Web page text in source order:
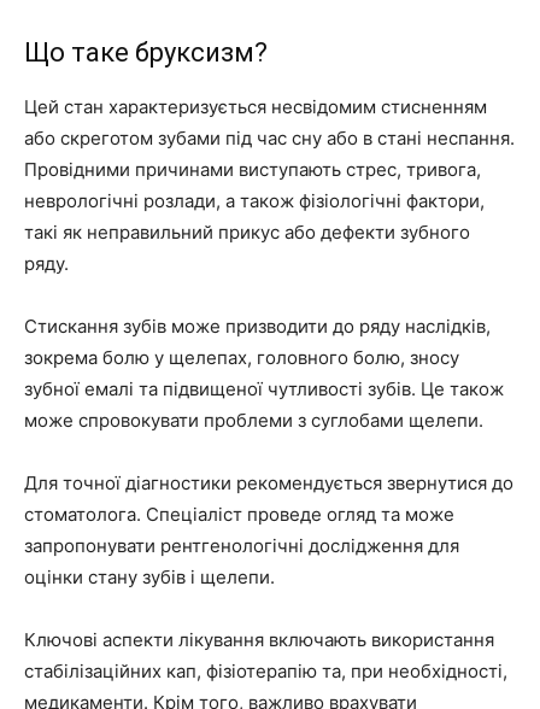
Що таке бруксизм?
Цей стан характеризується несвідомим стисненням
або скреготом зубами під час сну або в стані неспання.
Провідними причинами виступають стрес, тривога,
неврологічні розлади, а також фізіологічні фактори,
такі як неправильний прикус або дефекти зубного
ряду.
Стискання зубів може призводити до ряду наслідків,
зокрема болю у щелепах, головного болю, зносу
зубної емалі та підвищеної чутливості зубів. Це також
може спровокувати проблеми з суглобами щелепи.
Для точної діагностики рекомендується звернутися до
стоматолога. Спеціаліст проведе огляд та може
запропонувати рентгенологічні дослідження для
оцінки стану зубів і щелепи.
Ключові аспекти лікування включають використання
стабілізаційних кап, фізіотерапію та, при необхідності,
медикаменти. Крім того, важливо врахувати